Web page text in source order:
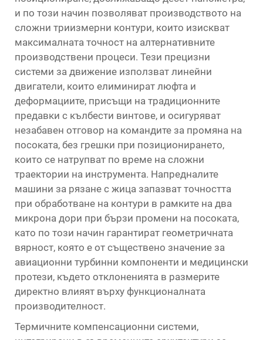
и по този начин позволяват производството на
сложни триизмерни контури, които изискват
максималната точност на алтернативните
производствени процеси. Тези прецизни
системи за движение използват линейни
двигатели, които елиминират люфта и
деформациите, присъщи на традиционните
предавки с кълбести винтове, и осигуряват
незабавен отговор на командите за промяна на
посоката, без грешки при позиционирането,
които се натрупват по време на сложни
траектории на инструмента. Напредналите
машини за рязане с жица запазват точността
при обработване на контури в рамките на два
микрона дори при бързи промени на посоката,
като по този начин гарантират геометричната
вярност, която е от съществено значение за
авиационни турбинни компоненти и медицински
протези, където отклоненията в размерите
директно влияят върху функционалната
производителност.
Термичните компенсационни системи,